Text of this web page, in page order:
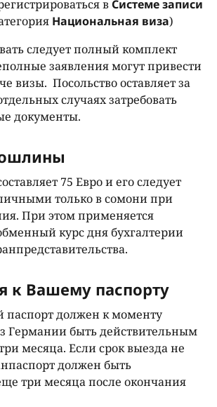
вСистеме записи
Национальная виза)
следует полный комплект
заявления могут привести
визы. Посольство оставляет за
случаях затребовать
документы.
75 Евро и его следует
только в сомони при
При этом применяется
курс дня бухгалтерии
к Вашему паспорту
паспорт должен к моменту
Германии быть действительным
месяца. Если срок выезда не
должен быть
три месяца после окончания